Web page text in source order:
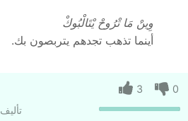
وِينْ مَا تْرُوحْ يْتَالْبُوكْ
أينما تذهب تجدهم يتربصون بك.
0
3
تأليف